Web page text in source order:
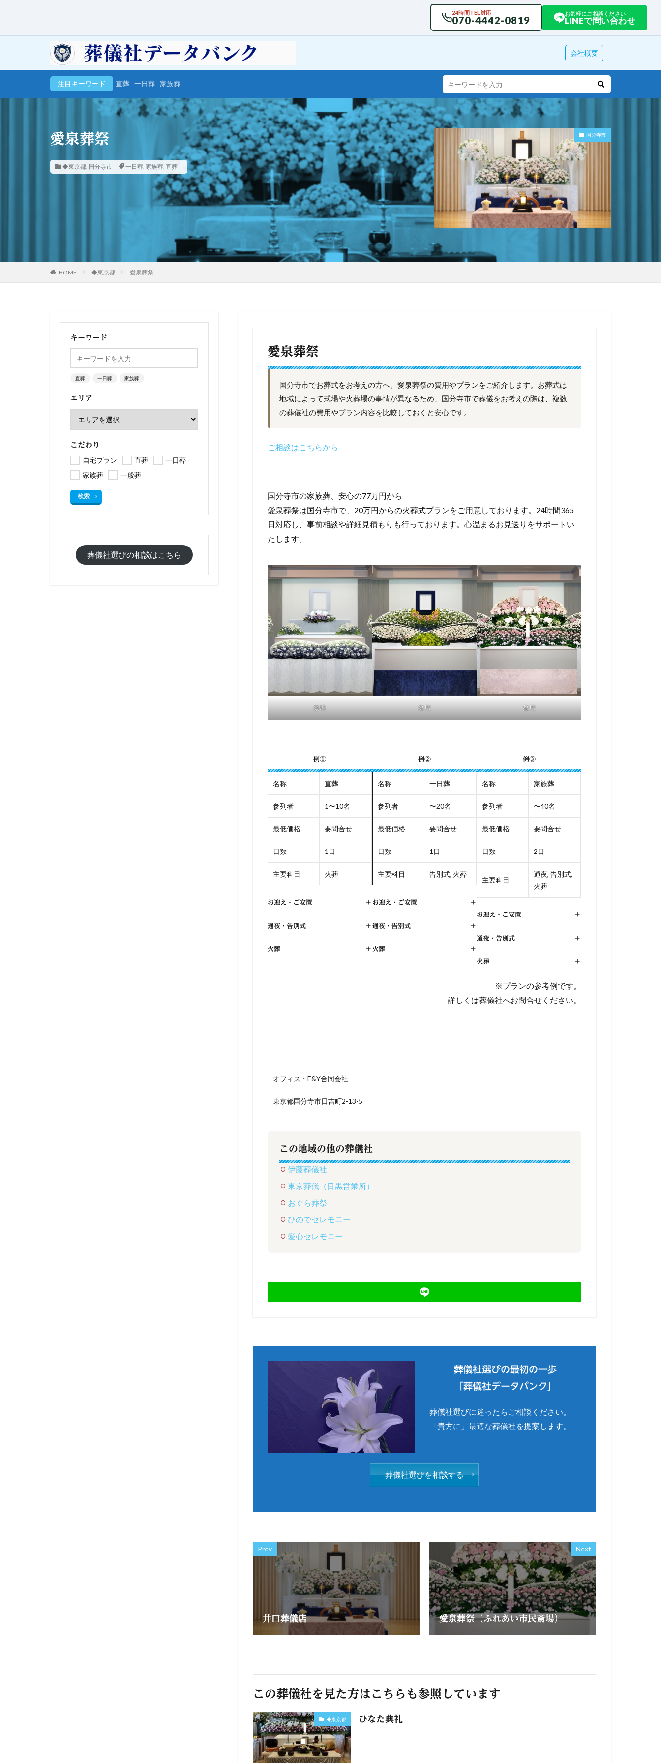
24時間TEL対応
070-4442-0819
お気軽にご相談ください
LINEで問い合わせ
会社概要
注目キーワード 直葬 一日葬 家族葬
愛泉葬祭
◆東京都, 国分寺市 一日葬, 家族葬, 直葬
国分寺市
HOME ◆東京都 愛泉葬祭
愛泉葬祭
国分寺市でお葬式をお考えの方へ、愛泉葬祭の費用やプランをご紹介します。お葬式は
地域によって式場や火葬場の事情が異なるため、国分寺市で葬儀をお考えの際は、複数
の葬儀社の費用やプラン内容を比較しておくと安心です。
ご相談はこちらから
国分寺市の家族葬、安心の77万円から
愛泉葬祭は国分寺市で、20万円からの火葬式プランをご用意しております。24時間365
日対応し、事前相談や詳細見積もりも行っております。心温まるお見送りをサポートい
たします。
祭壇 祭壇 祭壇
例①
名称 直葬
参列者 1〜10名
最低価格 要問合せ
日数 1日
主要科目 火葬
お迎え・ご安置 +
通夜・告別式 +
火葬 +
例②
名称 一日葬
参列者 〜20名
最低価格 要問合せ
日数 1日
主要科目 告別式, 火葬
お迎え・ご安置 +
通夜・告別式 +
火葬 +
例③
名称 家族葬
参列者 〜40名
最低価格 要問合せ
日数 2日
主要科目
通夜, 告別式,
火葬
お迎え・ご安置 +
通夜・告別式 +
火葬 +
※プランの参考例です。
詳しくは葬儀社へお問合せください。
オフィス・E&Y合同会社
東京都国分寺市日吉町2-13-5
この地域の他の葬儀社
伊藤葬儀社
東京葬儀（目黒営業所）
おぐら葬祭
ひのでセレモニー
愛心セレモニー
葬儀社選びの最初の一歩
「葬儀社データバンク」
葬儀社選びに迷ったらご相談ください。
「貴方に」最適な葬儀社を提案します。
葬儀社選びを相談する
Prev
井口葬儀店
Next
愛泉葬祭（ふれあい市民斎場）
この葬儀社を見た方はこちらも参照しています
◆東京都 ひなた典礼
キーワード
直葬 一日葬 家族葬
エリア
こだわり
自宅プラン 直葬
一日葬
家族葬
一般葬
検索
葬儀社選びの相談はこちら